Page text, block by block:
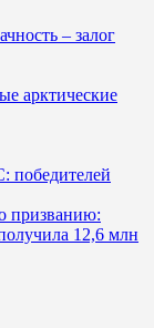
– залог
арктические
призванию:
12,6 млн